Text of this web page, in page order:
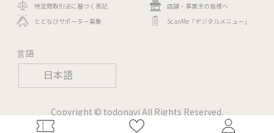
日本語
特定商取引法に基づく表記
とどなびサポーター募集
店舗・事業主の皆様へ
ScanMe「デジタルメニュー」
言語
Copyright © todonavi All Rights Reserved.